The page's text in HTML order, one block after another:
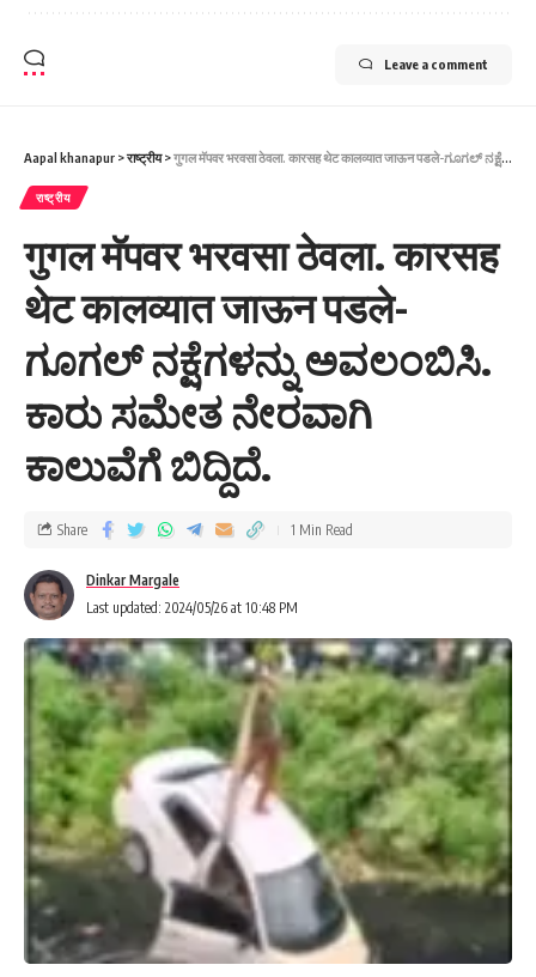
Leave a comment
Aapal khanapur >राष्ट्रीय>गुगल मॅपवर भरवसा ठेवला. कारसह थेट कालव्यात जाऊन पडले-ಗೂಗಲ್ ನಕ್ಷೆಗಳನ್ನು ಅವಲಂಬಿಸಿ. ಕಾರು ಸಮೇತ ನೇರವಾಗಿ ಕಾಲುವೆಗೆ ಬಿದ್ದಿದೆ.
राष्ट्रीय
गुगल मॅपवर भरवसा ठेवला. कारसह
थेट कालव्यात जाऊन पडले-
ಗೂಗಲ್ ನಕ್ಷೆಗಳನ್ನು ಅವಲಂಬಿಸಿ.
ಕಾರು ಸಮೇತ ನೇರವಾಗಿ
ಕಾಲುವೆಗೆ ಬಿದ್ದಿದೆ.
Last updated: 2024/05/26 at 10:48 PM
Dinkar Margale
Share 1 Min Read